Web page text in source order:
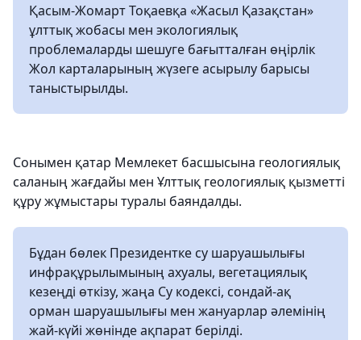
Қасым-Жомарт Тоқаевқа «Жасыл Қазақстан»
ұлттық жобасы мен экологиялық
проблемаларды шешуге бағытталған өңірлік
Жол карталарының жүзеге асырылу барысы
таныстырылды.
Сонымен қатар Мемлекет басшысына геологиялық
саланың жағдайы мен Ұлттық геологиялық қызметті
құру жұмыстары туралы баяндалды.
Бұдан бөлек Президентке су шаруашылығы
инфрақұрылымының ахуалы, вегетациялық
кезеңді өткізу, жаңа Су кодексі, сондай-ақ
орман шаруашылығы мен жануарлар әлемінің
жай-күйі жөнінде ақпарат берілді.